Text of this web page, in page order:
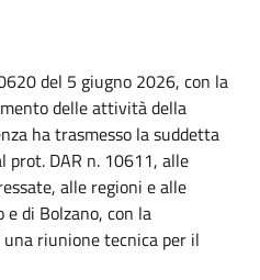
del 5 giugno 2026, con la
delle attività della
ha trasmesso la suddetta
prot. DAR n. 10611, alle
alle regioni e alle
di Bolzano, con la
riunione tecnica per il